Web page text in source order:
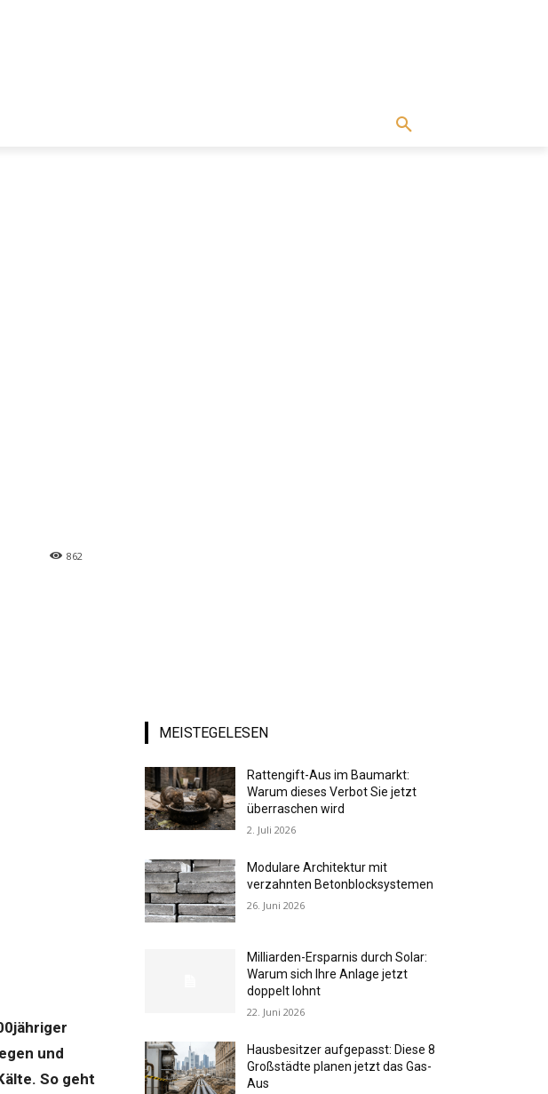
862
und
So geht
MEISTEGELESEN
Rattengift-Aus im Baumarkt:
Warum dieses Verbot Sie jetzt
überraschen wird
2. Juli 2026
Modulare Architektur mit
verzahnten Betonblocksystemen
26. Juni 2026
Milliarden-Ersparnis durch Solar:
Warum sich Ihre Anlage jetzt
doppelt lohnt
22. Juni 2026
Hausbesitzer aufgepasst: Diese 8
Großstädte planen jetzt das Gas-
Aus